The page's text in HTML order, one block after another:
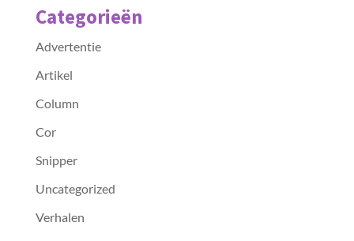
Categorieën
Advertentie
Artikel
Column
Cor
Snipper
Uncategorized
Verhalen